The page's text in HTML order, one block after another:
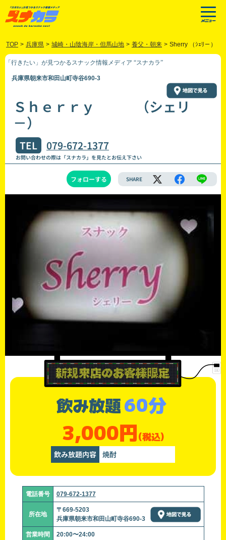
TOP > 兵庫県 > 城崎・山陰海岸・但馬山地 > 養父・朝来 > Sherry （ｼｪﾘ－）
「行きたい」が見つかるスナック情報メディア “スナカラ”
兵庫県朝来市和田山町寺谷690-3
Ｓｈｅｒｒｙ （シェリ
－）
TEL 079-672-1377
お問い合わせの際は「スナカラ」を見たとお伝え下さい
フォローする SHARE
飲み放題60分
3,000円(税込)
飲み放題内容 焼酎
電話番号 079-672-1377
所在地
〒669-5203
兵庫県朝来市和田山町寺谷690-3
営業時間 20:00〜24:00